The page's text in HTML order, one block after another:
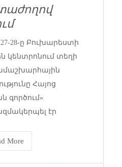
28-ը Բուխարեստի
կենտրոնում տեղի
Հայոց
գործում»
էր
More